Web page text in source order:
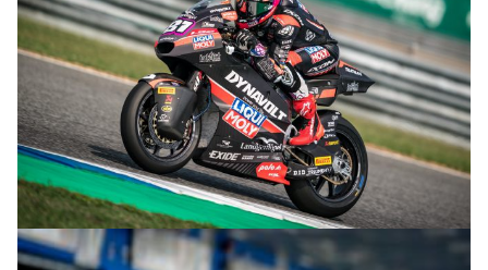
© intactGP